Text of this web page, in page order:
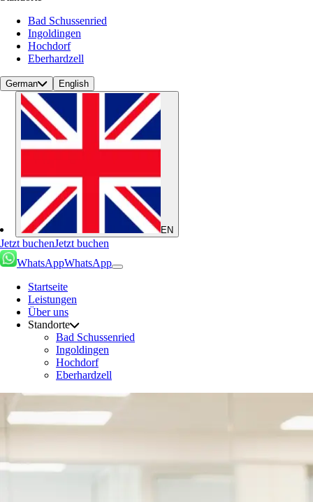
Bad Schussenried
Ingoldingen
Hochdorf
Eberhardzell
German English
EN
Jetzt buchenJetzt buchen
WhatsAppWhatsApp
Startseite
Leistungen
Über uns
Standorte
Bad Schussenried
Ingoldingen
Hochdorf
Eberhardzell